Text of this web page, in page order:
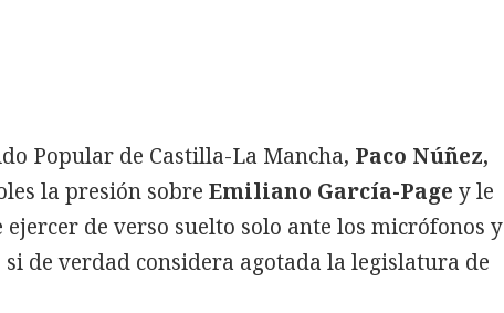
Popular de Castilla-La Mancha, Paco Núñez,
la presión sobre Emiliano García-Page y le
de verso suelto solo ante los micrófonos y
si de verdad considera agotada la legislatura de